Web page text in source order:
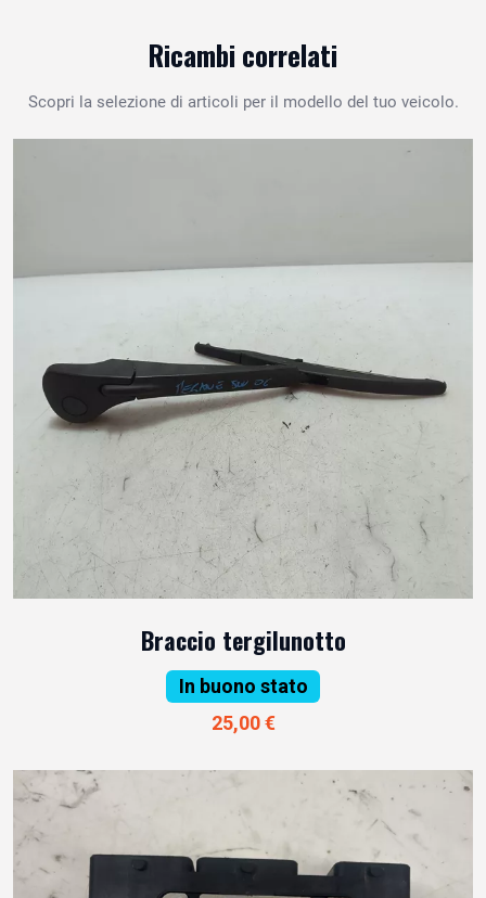
Ricambi correlati
Scopri la selezione di articoli per il modello del tuo veicolo.
Braccio tergilunotto
In buono stato
25,00 €